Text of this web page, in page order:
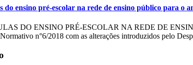
do ensino pré-escolar na rede de ensino público para o
DO ENSINO PRÉ-ESCOLAR NA REDE DE
n°6/2018 com as alterações introduzidos pelo